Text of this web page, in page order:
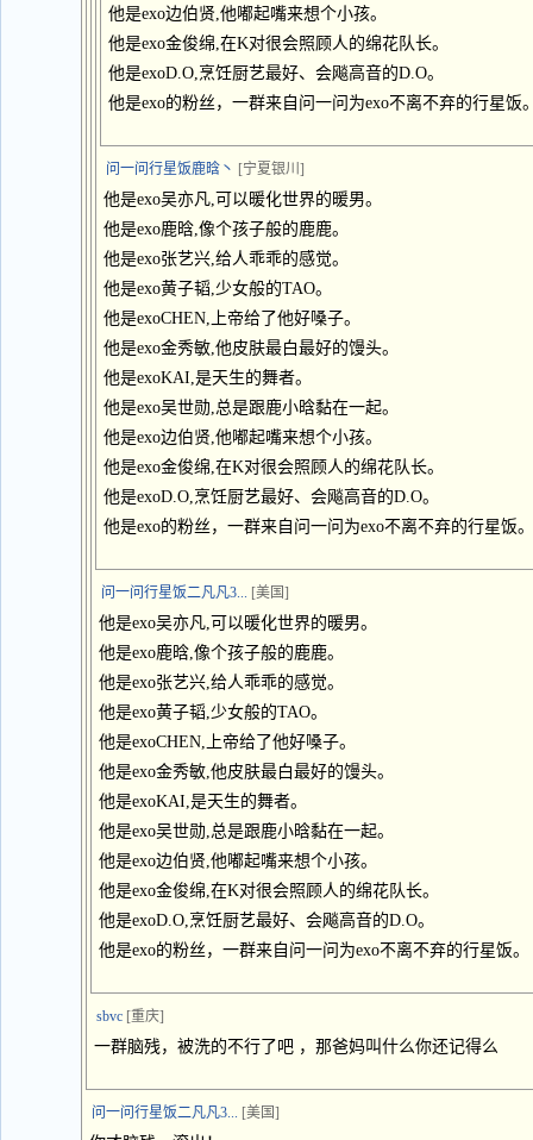
他是exo边伯贤,他嘟起嘴来想个小孩。
他是exo金俊绵,在K对很会照顾人的绵花队长。
他是exoD.O,烹饪厨艺最好、会飚高音的D.O。
他是exo的粉丝，一群来自问一问为exo不离不弃的行星饭
问一问行星饭鹿晗丶 [宁夏银川]
他是exo吴亦凡,可以暖化世界的暖男。
他是exo鹿晗,像个孩子般的鹿鹿。
他是exo张艺兴,给人乖乖的感觉。
他是exo黄子韬,少女般的TAO。
他是exoCHEN,上帝给了他好嗓子。
他是exo金秀敏,他皮肤最白最好的馒头。
他是exoKAI,是天生的舞者。
他是exo吴世勋,总是跟鹿小晗黏在一起。
他是exo边伯贤,他嘟起嘴来想个小孩。
他是exo金俊绵,在K对很会照顾人的绵花队长。
他是exoD.O,烹饪厨艺最好、会飚高音的D.O。
他是exo的粉丝，一群来自问一问为exo不离不弃的行星饭。
问一问行星饭二凡凡3... [美国]
他是exo吴亦凡,可以暖化世界的暖男。
他是exo鹿晗,像个孩子般的鹿鹿。
他是exo张艺兴,给人乖乖的感觉。
他是exo黄子韬,少女般的TAO。
他是exoCHEN,上帝给了他好嗓子。
他是exo金秀敏,他皮肤最白最好的馒头。
他是exoKAI,是天生的舞者。
他是exo吴世勋,总是跟鹿小晗黏在一起。
他是exo边伯贤,他嘟起嘴来想个小孩。
他是exo金俊绵,在K对很会照顾人的绵花队长。
他是exoD.O,烹饪厨艺最好、会飚高音的D.O。
他是exo的粉丝，一群来自问一问为exo不离不弃的行星饭。
sbvc [重庆]
一群脑残，被洗的不行了吧 ，那爸妈叫什么你还记得么
问一问行星饭二凡凡3... [美国]